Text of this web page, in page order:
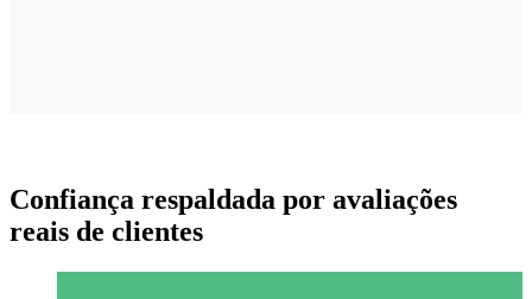
Confiança respaldada por avaliações
reais de clientes